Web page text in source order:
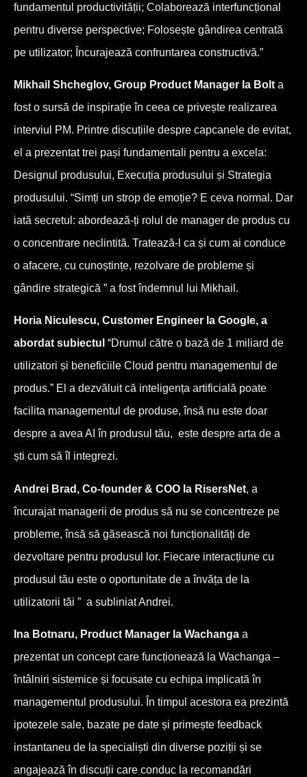
fundamentul productivității; Colaborează interfuncțional
pentru diverse perspective; Folosește gândirea centrată
pe utilizator; Încurajează confruntarea constructivă.”
Mikhail Shcheglov, Group Product Manager la Bolt a
fost o sursă de inspirație în ceea ce privește realizarea
interviul PM. Printre discuțiile despre capcanele de evitat,
el a prezentat trei pași fundamentali pentru a excela:
Designul produsului, Execuția produsului și Strategia
produsului. “Simți un strop de emoție? E ceva normal. Dar
iată secretul: abordează-ți rolul de manager de produs cu
o concentrare neclintită. Tratează-l ca și cum ai conduce
o afacere, cu cunoștințe, rezolvare de probleme și
gândire strategică ” a fost îndemnul lui Mikhail.
Horia Niculescu, Customer Engineer la Google, a
abordat subiectul “Drumul către o bază de 1 miliard de
utilizatori și beneficiile Cloud pentru managementul de
produs.” El a dezvăluit că inteligența artificială poate
facilita managementul de produse, însă nu este doar
despre a avea AI în produsul tău, este despre arta de a
ști cum să îl integrezi.
Andrei Brad, Co-founder & COO la RisersNet, a
încurajat managerii de produs să nu se concentreze pe
probleme, însă să găsească noi funcționalități de
dezvoltare pentru produsul lor. Fiecare interacțiune cu
produsul tău este o oportunitate de a învăța de la
utilizatorii tăi ” a subliniat Andrei.
Ina Botnaru, Product Manager la Wachanga a
prezentat un concept care funcționează la Wachanga –
întâlniri sistemice și focusate cu echipa implicată în
managementul produsului. În timpul acestora ea prezintă
ipotezele sale, bazate pe date și primește feedback
instantaneu de la specialiști din diverse poziții și se
angajează în discuții care conduc la recomandări